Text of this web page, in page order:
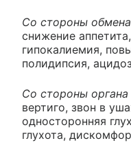
Со стороны
снижение
гипокалиемия,
полидипсия,
Со стороны органа
вертиго, звон в
односторонняя
глухота,